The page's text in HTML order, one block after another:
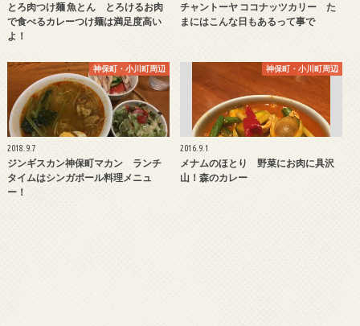
とろ肉つけ麺 魚とん とろけるお肉
で食べるカレーつけ麺は満足度高い
よ！
チャントーヤ ココナッツカリー た
まにはこんな日もあるって事で
神保町・小川町周辺
2018.9.7
ジンギスカン神保町マカン ランチ
タイムはシンガポール料理メニュ
ー！
神保町・小川町周辺
2016.9.1
メナムのほとり 野菜にお肉に具沢
山！森のカレー